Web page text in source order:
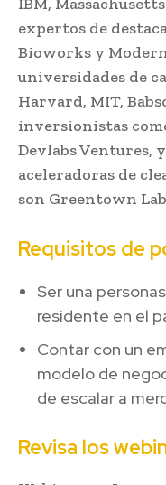
expertos de
Bioworks y
universidades de
Harvard, MIT,
inversionistas
Devlabs Ventures,
aceleradoras de
son Greentown
Requisitos de
Ser una
residente en el
Contar con un
modelo de
de escalar a
Revisa los